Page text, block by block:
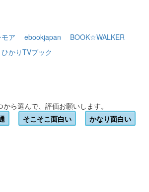
ア ebookjapan
BOOK☆WALKER
ひかりTVブック
ら選んで、評価お願いします。
そこそこ面白い かなり面白い